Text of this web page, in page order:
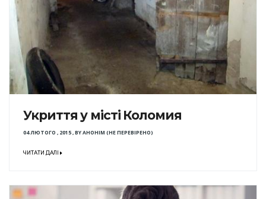
Укриття у місті Коломия
04 ЛЮТОГО , 2015,BYАНОНІМ (НЕ ПЕРЕВІРЕНО)
ЧИТАТИ ДАЛІ